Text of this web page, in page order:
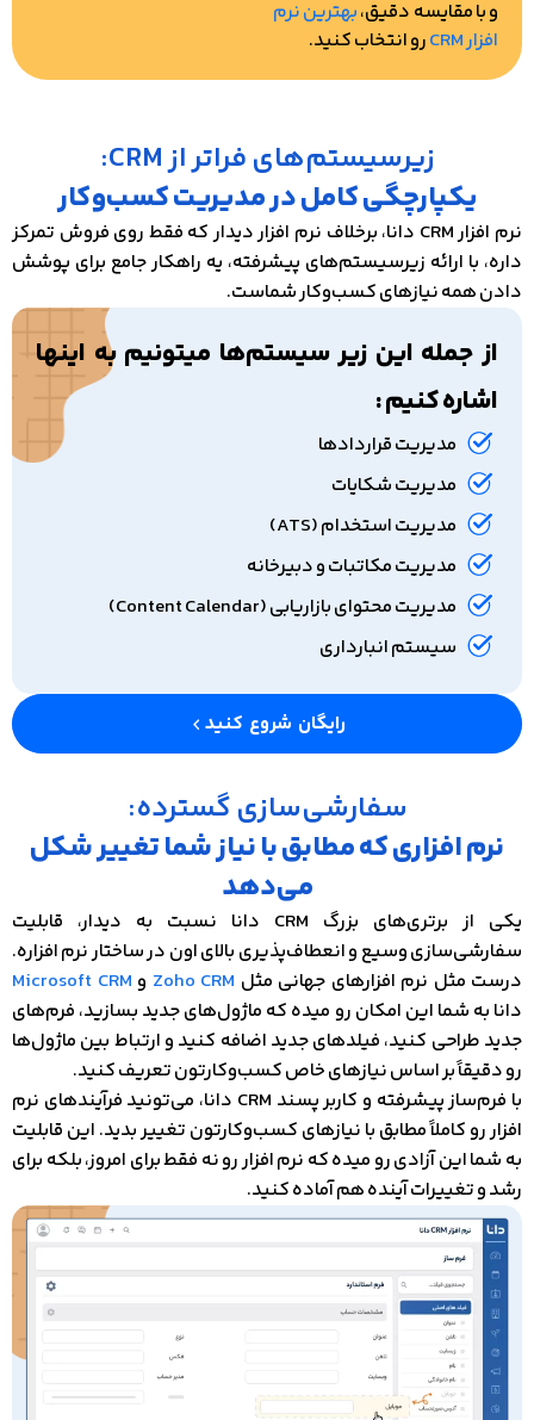
و با مقایسه دقیق،بهترین نرم
افزار CRM
رو انتخاب کنید.
زیرسیستم‌های فراتر از CRM:
یکپارچگی کامل در مدیریت کسب‌وکار
نرم‌ افزار CRM دانا، برخلاف نرم‌ افزار دیدار که فقط روی فروش تمرکز
داره، با ارائه زیرسیستم‌های پیشرفته، یه راهکار جامع برای پوشش
دادن همه نیازهای کسب‌وکار شماست.
از جمله این زیر سیستم‌ها میتونیم به اینها
اشاره کنیم :
مدیریت قراردادها
مدیریت شکایات
مدیریت استخدام (ATS)
مدیریت مکاتبات و دبیرخانه
مدیریت محتوای بازاریابی (Content Calendar)
سیستم انبارداری
رایگان شروع کنید
سفارشی‌سازی گسترده:
نرم‌ افزاری که مطابق با نیاز شما تغییر شکل
می‌دهد
یکی از برتری‌های بزرگ CRM دانا نسبت به دیدار، قابلیت
سفارشی‌سازی وسیع و انعطاف‌پذیری بالای اون در ساختار نرم‌ افزاره.
درست مثل نرم‌ افزارهای جهانی مثلZoho CRMوMicrosoft CRM
دانا به شما این امکان رو میده که ماژول‌های جدید بسازید، فرم‌های
جدید طراحی کنید، فیلدهای جدید اضافه کنید و ارتباط بین ماژول‌ها
رو دقیقاً بر اساس نیازهای خاص کسب‌وکارتون تعریف کنید.
با فرم‌ساز پیشرفته و کاربر پسند CRM دانا، می‌تونید فرآیندهای نرم‌
افزار رو کاملاً مطابق با نیازهای کسب‌وکارتون تغییر بدید. این قابلیت
به شما این آزادی رو میده که نرم‌ افزار رو نه فقط برای امروز، بلکه برای
رشد و تغییرات آینده هم آماده کنید.